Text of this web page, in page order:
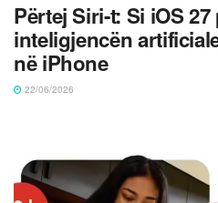
Përtej Siri-t: Si iOS
inteligjencën
në iPhone
22/06/2026